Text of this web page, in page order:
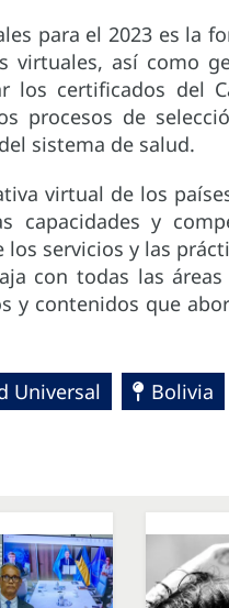
para el 2023 es la
virtuales, así como
los certificados del
procesos de
sistema de salud.
virtual de los
capacidades y
servicios y las
con todas las
y contenidos que
Universal Bolivia